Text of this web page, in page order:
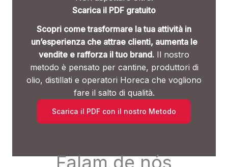
Scarica il PDF gratuito
Scopri come trasformare la tua attività in
un’esperienza che attrae clienti, aumenta le
vendite e rafforza il tuo brand. Il nostro
metodo è pensato per cantine, produttori di
olio, distillati e operatori Horeca che vogliono
fare il salto di qualità.
Scarica il PDF con il nostro Metodo